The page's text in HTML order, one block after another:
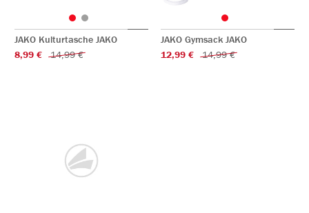
JAKO Kulturtasche JAKO
8,99 €
14,99 €
JAKO Gymsack JAKO
12,99 €
14,99 €